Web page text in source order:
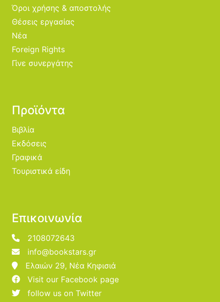
Όροι χρήσης & αποστολής
Θέσεις εργασίας
Νέα
Foreign Rights
Γίνε συνεργάτης
Προϊόντα
Βιβλία
Εκδόσεις
Γραφικά
Τουριστικά είδη
Επικοινωνία
2108072643
info@bookstars.gr
Ελαιών 29, Νέα Κηφισιά
Visit our Facebook page
follow us on Twitter